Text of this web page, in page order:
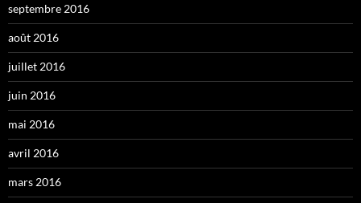
septembre 2016
août 2016
juillet 2016
juin 2016
mai 2016
avril 2016
mars 2016